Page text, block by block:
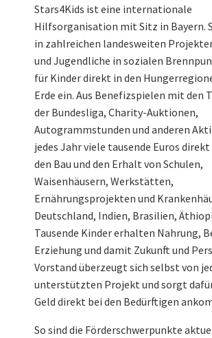
Stars4Kids ist eine internationale
Hilfsorganisation mit Sitz in Bayern.
in zahlreichen landesweiten
und Jugendliche in sozialen
für Kinder direkt in den
Erde ein. Aus Benefizspielen mit den
der Bundesliga, Charity-Auktionen,
Autogrammstunden und anderen
jedes Jahr viele tausende Euros
den Bau und den Erhalt von Schulen,
Waisenhäusern, Werkstätten,
Ernährungsprojekten und
Deutschland, Indien, Brasilien,
Tausende Kinder erhalten Nahrung,
Erziehung und damit Zukunft und
Vorstand überzeugt sich selbst von
unterstützten Projekt und sorgt
Geld direkt bei den Bedürftigen
So sind die Förderschwerpunkte